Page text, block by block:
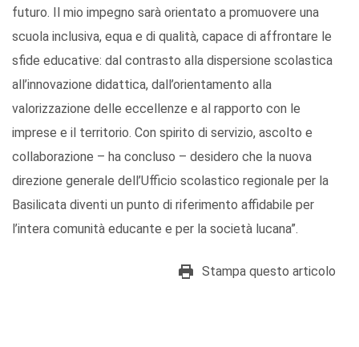
futuro. Il mio impegno sarà orientato a promuovere una
scuola inclusiva, equa e di qualità, capace di affrontare le
sfide educative: dal contrasto alla dispersione scolastica
all’innovazione didattica, dall’orientamento alla
valorizzazione delle eccellenze e al rapporto con le
imprese e il territorio. Con spirito di servizio, ascolto e
collaborazione – ha concluso – desidero che la nuova
direzione generale dell’Ufficio scolastico regionale per la
Basilicata diventi un punto di riferimento affidabile per
l’intera comunità educante e per la società lucana”.
Stampa questo articolo